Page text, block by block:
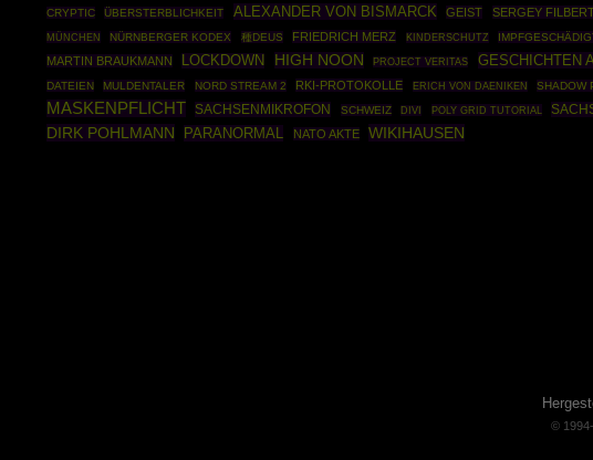
CRYPTIC
ÜBERSTERBLICHKEIT ALEXANDER VON BISMARCK GEIST SERGEY
MÜNCHEN NÜRNBERGER KODEX 種DEUS FRIEDRICH MERZ KINDERSCHUTZ
MARTIN BRAUKMANN LOCKDOWN HIGH NOON PROJECT VERITAS GESCHICHTEN
DATEIEN
MULDENTALER NORD STREAM 2 RKI-PROTOKOLLE ERICH VON DAENIKEN SHADOW
MASKENPFLICHT SACHSENMIKROFON SCHWEIZ DIVI POLY GRID TUTORIAL
DIRK POHLMANN PARANORMAL NATO AKTE WIKIHAUSEN
©